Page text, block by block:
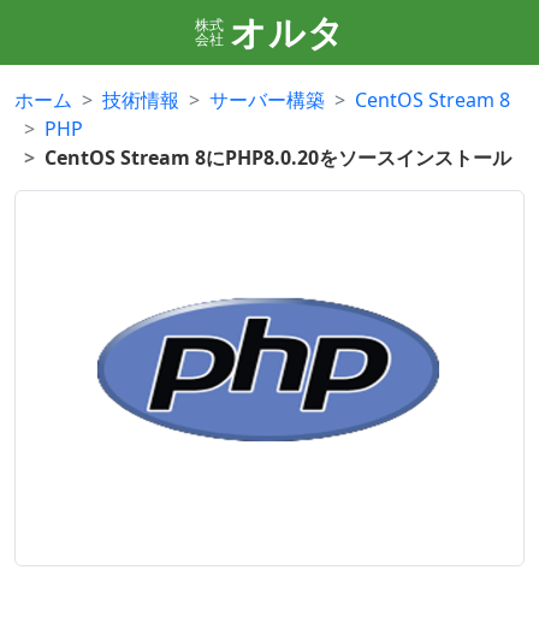
株式
会社 オルタ
ホーム 技術情報 サーバー構築
CentOS Stream 8
PHP
CentOS Stream 8にPHP8.0.20をソースインストール